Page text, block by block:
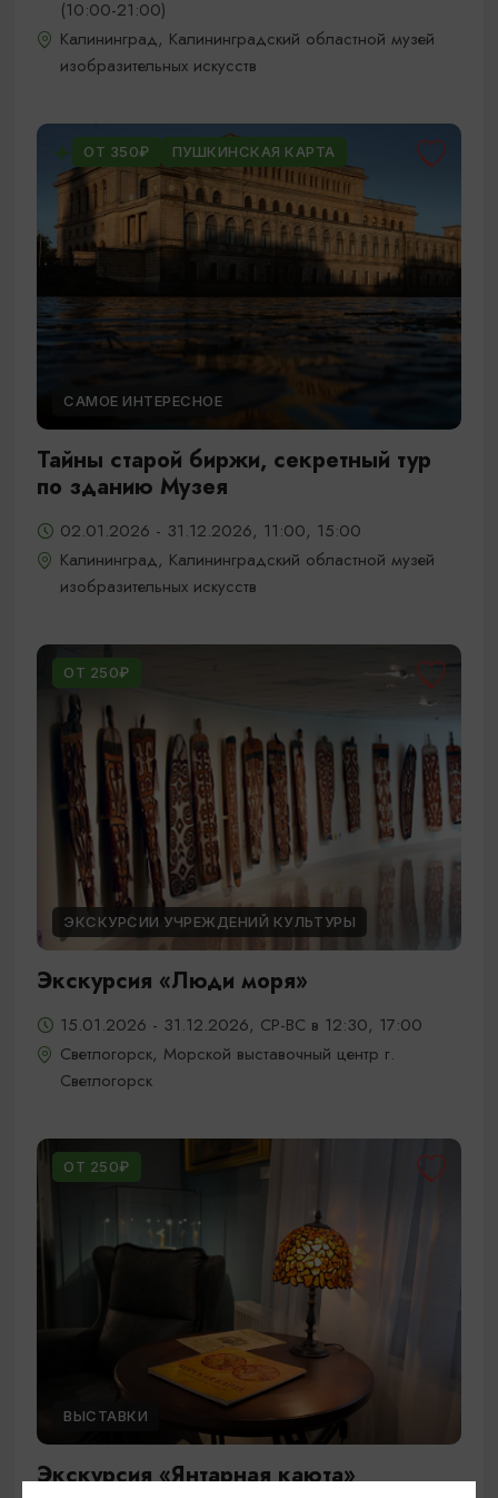
(10:00-21:00)
Калининград, Калининградский областной музей
изобразительных искусств
ОТ 350₽ ПУШКИНСКАЯ КАРТА
САМОЕ ИНТЕРЕСНОЕ
Тайны старой биржи, секретный тур
по зданию Музея
02.01.2026 - 31.12.2026, 11:00, 15:00
Калининград, Калининградский областной музей
изобразительных искусств
ОТ 250₽
ЭКСКУРСИИ УЧРЕЖДЕНИЙ КУЛЬТУРЫ
Экскурсия «Люди моря»
15.01.2026 - 31.12.2026, СР-ВС в 12:30, 17:00
Светлогорск, Морской выставочный центр г.
Светлогорск
ОТ 250₽
ВЫСТАВКИ
Экскурсия «Янтарная каюта»